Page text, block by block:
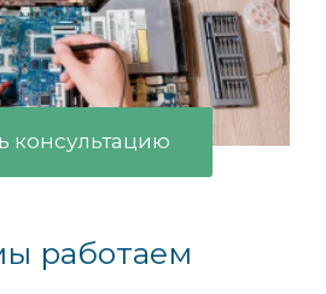
консультацию
работаем